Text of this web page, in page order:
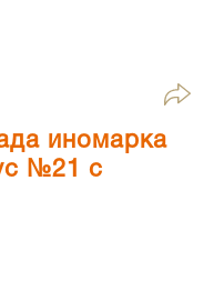
иномарка
№21 с